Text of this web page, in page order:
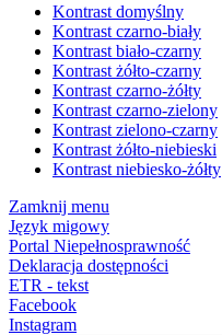
Kontrast domyślny
Kontrast czarno-biały
Kontrast biało-czarny
Kontrast żółto-czarny
Kontrast czarno-żółty
Kontrast czarno-zielony
Kontrast zielono-czarny
Kontrast żółto-niebieski
Kontrast niebiesko-żółty
Zamknij menu
Język migowy
Portal Niepełnosprawność
Deklaracja dostępności
ETR - tekst
Facebook
Instagram